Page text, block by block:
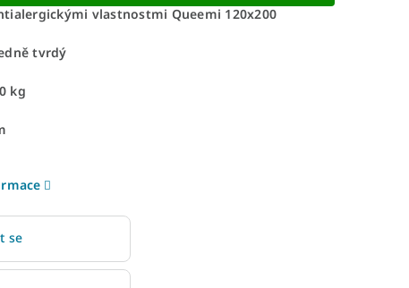
vlastnostmi Queemi 120x200
tvrdý
kg
se